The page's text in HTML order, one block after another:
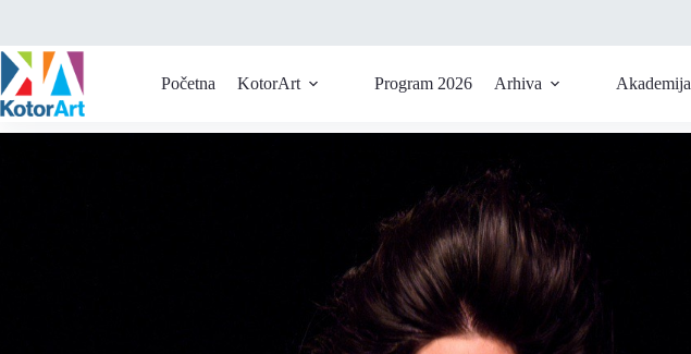
Početna KotorArt Program 2026 Arhiva Akademija